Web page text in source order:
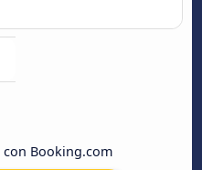
Booking.com